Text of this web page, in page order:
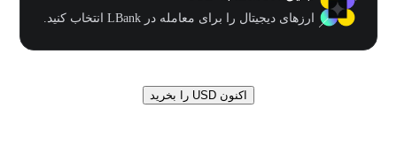
ارزهای دیجیتال را برای معامله در LBank انتخاب کنید.
اکنون USD را بخرید